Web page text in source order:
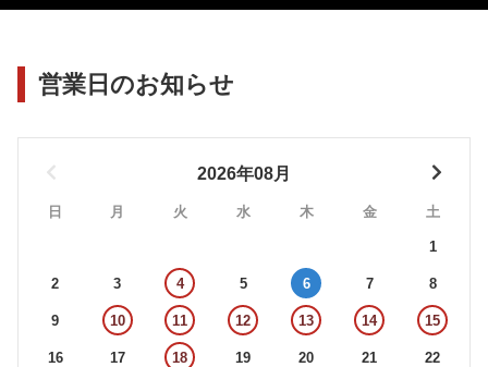
営業日のお知らせ
2026年08月
日 月 火 水 木 金 土
1
2 3 4 5 6 7 8
9 10 11 12 13 14 15
16 17 18 19 20 21 22